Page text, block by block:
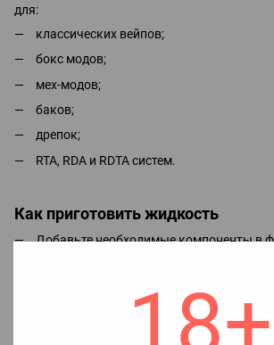
18+
для:
классических вейпов;
бокс модов;
мех-модов;
баков;
дрепок;
RTA, RDA и RDTA систем.
Как приготовить жидкость
Добавьте необходимые компоненты в
Для максимального вскрытия вкуса
оставить жидкость настояться на 1-2
Парит можно сразу после смешивания,